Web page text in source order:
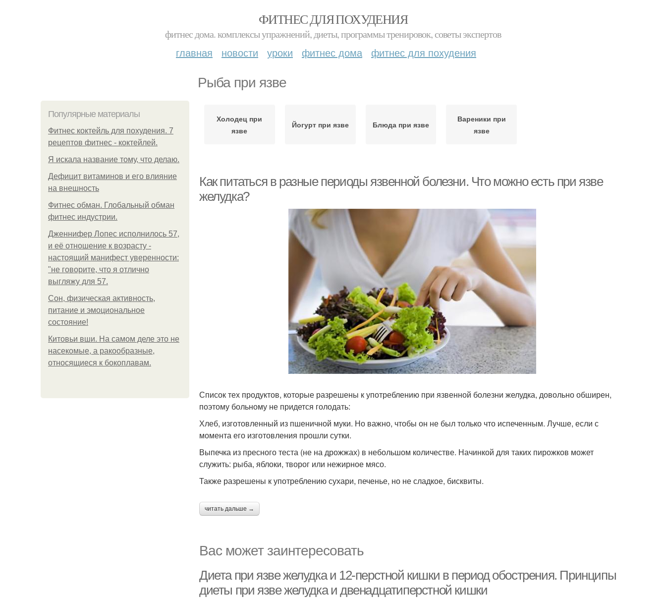
ФИТНЕС ДЛЯ ПОХУДЕНИЯ
фитнес дома. комплексы упражнений, диеты, программы тренировок, советы экспертов
главная новости уроки фитнес дома фитнес для похудения
Рыба при язве
Популярные материалы
Фитнес коктейль для похудения. 7
рецептов фитнес - коктейлей.
Я искала название тому, что делаю.
Дефицит витаминов и его влияние
на внешность
Фитнес обман. Глобальный обман
фитнес индустрии.
Дженнифер Лопес исполнилось 57,
и её отношение к возрасту -
настоящий манифест уверенности:
"не говорите, что я отлично
выгляжу для 57.
Сон, физическая активность,
питание и эмоциональное
состояние!
Китовьи вши. На самом деле это не
насекомые, а ракообразные,
относящиеся к бокоплавам.
Холодец при
язве
Йогурт при язве Блюда при язве
Вареники при
язве
Как питаться в разные периоды язвенной болезни. Что можно есть при язве
желудка?
Список тех продуктов, которые разрешены к употреблению при язвенной болезни желудка, довольно обширен,
поэтому больному не придется голодать:
Хлеб, изготовленный из пшеничной муки. Но важно, чтобы он не был только что испеченным. Лучше, если с
момента его изготовления прошли сутки.
Выпечка из пресного теста (не на дрожжах) в небольшом количестве. Начинкой для таких пирожков может
служить: рыба, яблоки, творог или нежирное мясо.
Также разрешены к употреблению сухари, печенье, но не сладкое, бисквиты.
читать дальше →
Вас может заинтересовать
Диета при язве желудка и 12-перстной кишки в период обострения. Принципы
диеты при язве желудка и двенадцатиперстной кишки